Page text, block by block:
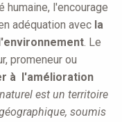
humaine, l'encourage
adéquation avec la
. Le
promeneur ou
à l'amélioration
est un territoire
soumis